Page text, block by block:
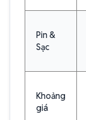
Pin &
Sạc
Khoảng
giá